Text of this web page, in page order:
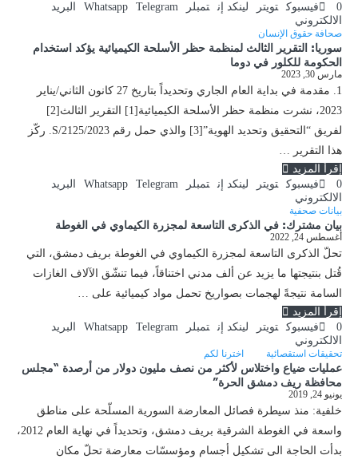
0
فيسبوك تويتر لينكد إن تمبلر Whatsapp Telegram
البريد
الالكتروني
صحافة حقوق الإنسان
سوريا: التقرير الثالث لمنظمة حظر الأسلحة الكيميائية يؤكد استخدام
الحكومة للكلور في دوما
مارس 30, 2023
1. مقدمة في بداية العام الجاري وتحديداً بتاريخ 27 كانون الثاني/يناير
2023، نشرت منظمة حظر الأسلحة الكيميائية[1] التقرير الثالث[2]
لفريق “التحقيق وتحديد الهوية”[3] والذي حمل رقم S/2125/2023. ركّز
هذا التقرير …
إقرأ المزيد
0
فيسبوك تويتر لينكد إن تمبلر Whatsapp Telegram
البريد
الالكتروني
بيانات صحفية
بيان مشترك: في الذكرى التاسعة لمجزرة الكيماوي في الغوطة
أغسطس 24, 2022
تحلّ الذكرى التاسعة لمجزرة الكيماوي في الغوطة بريف دمشق، التي
قُتل بنتيجتها ما يزيد عن ألف مدني اختناقاً، فيما تنشّق الآلاف الغازات
السامة نتيجةً لهجمات بصواريخ تحمل مواد كيميائية على …
إقرأ المزيد
0
فيسبوك تويتر لينكد إن تمبلر Whatsapp Telegram
البريد
الالكتروني
تحقيقات استقصائية اخترنا لكم
عمليات ضياع واختلاس لأكثر من نصف مليون دولار من أرصدة “مجلس
محافظة ريف دمشق الحرة”
يونيو 24, 2019
خلفية: منذ سيطرة فصائل المعارضة السورية المسلّحة على مناطق
واسعة في الغوطة الشرقية بريف دمشق، وتحديداً في نهاية العام 2012،
بدأت الحاجة الى تشكيل أجسام ومؤسسّات معارضة تحلّ مكان